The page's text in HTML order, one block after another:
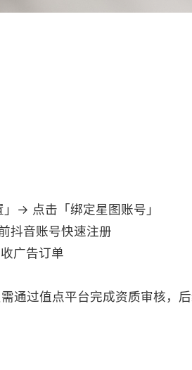
→ 点击「绑定星图账号」
抖音账号快速注册
广告订单
通过值点平台完成资质审核，